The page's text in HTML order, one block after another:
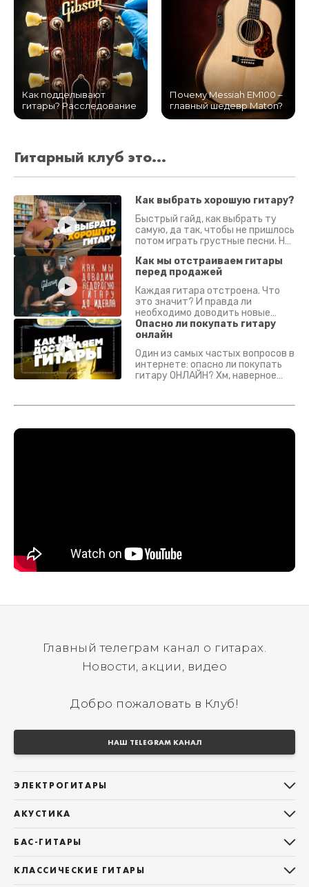
Как подделывают
гитары? Расследование
Почему Messiah EM100 –
главный шедевр Maton?
Гитарный клуб это...
Как выбрать хорошую гитару?
Быстрый гайд, как выбрать ту
самую, да так, чтобы не пришлось
потом играть грустные песни. На
Как мы отстраиваем гитары
перед продажей
Каждая гитара отстроена. Что
это значит? И правда ли
необходимо доводить новые
гитары? Если кратко - да.
Подробно - в видео :)
Опасно ли покупать гитару
онлайн
Один из самых частых вопросов в
интернете: опасно ли покупать
гитару ОНЛАЙН? Хм, наверное
застрахован. Случись что -
Главный телеграм канал о гитарах.
Новости, акции, видео
Добро пожаловать в Клуб!
НАШ TELEGRAM КАНАЛ
ЭЛЕКТРОГИТАРЫ
Telecaster
Les Paul
АКУСТИКА
Фолки (ОМ, 000, 00)
БАС-ГИТАРЫ
КЛАССИЧЕСКИЕ ГИТАРЫ